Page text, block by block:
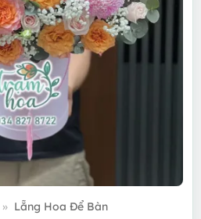
» Lẵng Hoa Để Bàn